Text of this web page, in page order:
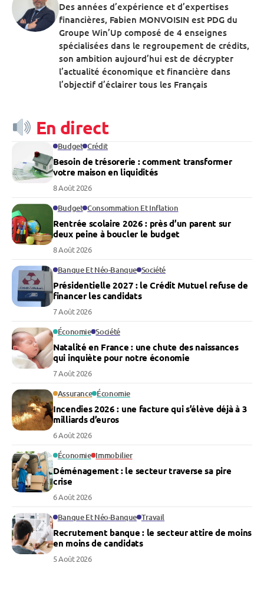
Des années d’expérience et d’expertises
financières, Fabien MONVOISIN est PDG du
Groupe Win’Up composé de 4 enseignes
spécialisées dans le regroupement de crédits,
son ambition aujourd’hui est de décrypter
l’actualité économique et financière dans
l’objectif d’éclairer tous les Français
En direct
Budget Crédit
Besoin de trésorerie : comment transformer
votre maison en liquidités
8 Août 2026
Budget Consommation Et Inflation
Rentrée scolaire 2026 : près d’un parent sur
deux peine à boucler le budget
8 Août 2026
Banque Et Néo-Banque Société
Présidentielle 2027 : le Crédit Mutuel refuse de
financer les candidats
7 Août 2026
Économie Société
Natalité en France : une chute des naissances
qui inquiète pour notre économie
7 Août 2026
Assurance Économie
Incendies 2026 : une facture qui s’élève déjà à 3
milliards d’euros
6 Août 2026
Économie Immobilier
Déménagement : le secteur traverse sa pire
crise
6 Août 2026
Banque Et Néo-Banque Travail
Recrutement banque : le secteur attire de moins
en moins de candidats
5 Août 2026